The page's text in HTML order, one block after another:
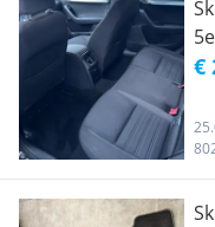
5e
€